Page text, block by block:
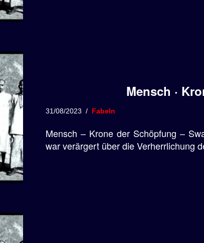
Mensch ·
31/08/2023 Fabeln
Mensch – Krone der Schöpfung –
war verärgert über die Verherrlichung